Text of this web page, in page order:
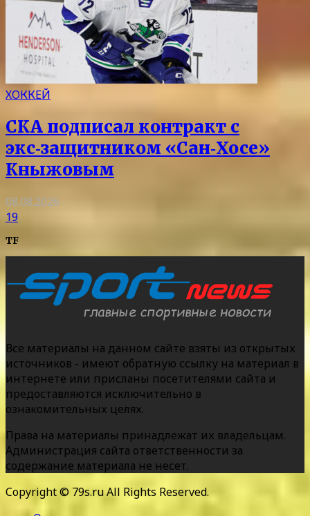
ХОККЕЙ
СКА подписал контракт с
экс‑защитником «Сан‑Хосе»
Кныжовым
08.08.2026
19
TF
Все материалы на данном сайте взяты из открытых
источников - имеют обратную ссылку на материал в
интернете или присланы посетителями сайта и
предоставляются исключительно в
ознакомительных целях.
Права на материалы принадлежат их владельцам.
Администрация сайта ответственности за
содержание материала не несет.
Copyright © 79s.ru All Rights Reserved.